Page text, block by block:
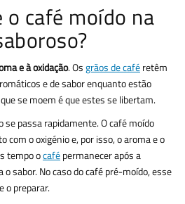
o café moído na
e à oxidação. Osgrãos de caféretêm
e de sabor enquanto estão
se moem é que estes se libertam.
passa rapidamente. O café moído
com o oxigénio e, por isso, o aroma e o
tempo ocafépermanecer após a
sabor. No caso do café pré-moído, esse
o preparar.